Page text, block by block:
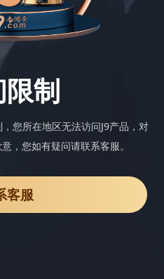
制
您所在地区无法访问J9产品，对
，您如有疑问请联系客服。
客服